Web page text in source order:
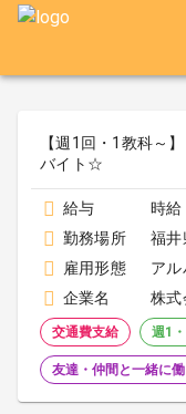
【週1回・1教科～
バイト☆
給与
時給
勤務場所
福井
雇用形態
アル
企業名
株式
交通費支給 週1
友達・仲間と一緒に働